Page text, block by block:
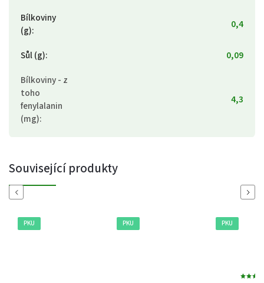
Bílkoviny
(g): 0,4
Sůl (g):
0,09
Bílkoviny - z
toho
fenylalanin
(mg):
4,3
Související produkty
Previous
PKU PKU PKU
Next